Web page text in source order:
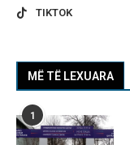
TIKTOK
MË TË LEXUARA
1